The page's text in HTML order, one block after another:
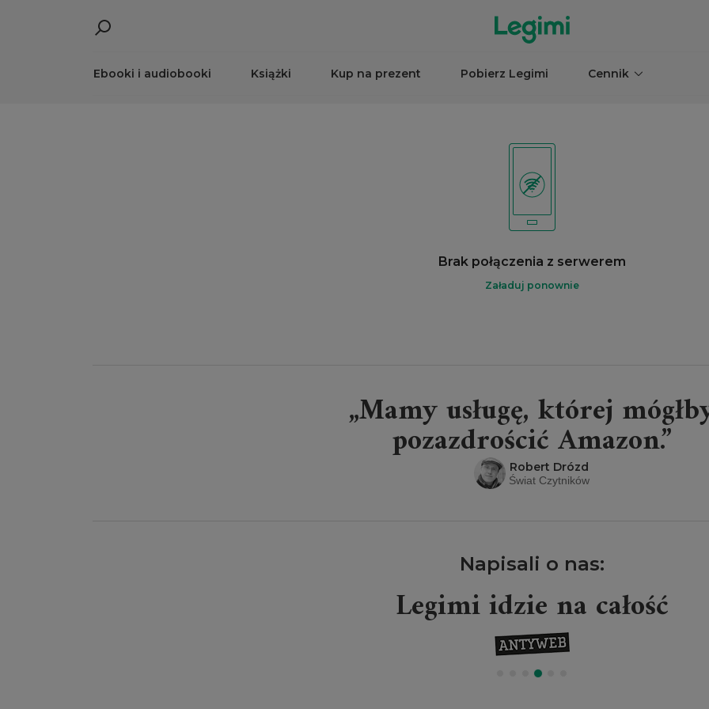
Ebooki i audiobooki Książki Kup na prezent Pobierz Legimi Cennik
Brak połączenia z serwerem
Załaduj ponownie
„Mamy usługę, której
pozazdrościć Amazon.”
Robert Drózd
Świat Czytników
Napisali o nas:
Legimi idzie na całość